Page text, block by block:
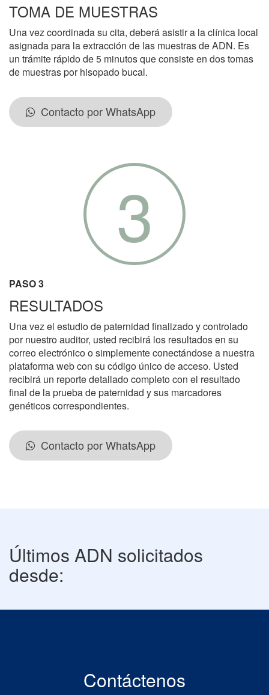
TOMA DE MUESTRAS
Una vez coordinada su cita, deberá asistir a la clínica local
asignada para la extracción de las muestras de ADN. Es
un trámite rápido de 5 minutos que consiste en dos tomas
de muestras por hisopado bucal.
Contacto por WhatsApp
3
PASO 3
RESULTADOS
Una vez el estudio de paternidad finalizado y controlado
por nuestro auditor, usted recibirá los resultados en su
correo electrónico o simplemente conectándose a nuestra
plataforma web con su código único de acceso. Usted
recibirá un reporte detallado completo con el resultado
final de la prueba de paternidad y sus marcadores
genéticos correspondientes.
Contacto por WhatsApp
Últimos ADN solicitados
desde:
Contáctenos